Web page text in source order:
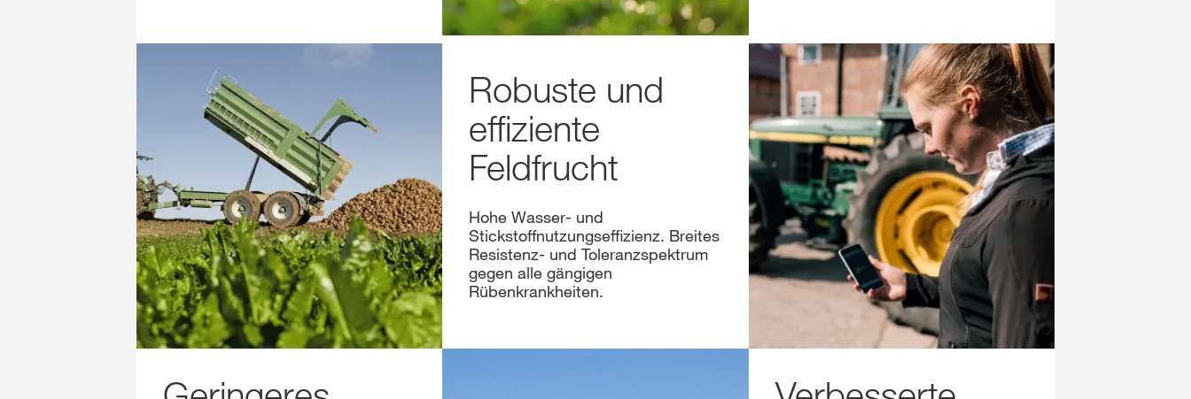
Robuste und
effiziente
Feldfrucht
Hohe Wasser- und
Stickstoffnutzungseffizienz. Breites
Resistenz- und Toleranzspektrum
gegen alle gängigen
Rübenkrankheiten.